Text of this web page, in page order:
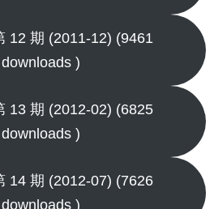
12 期 (2011-12) (9461
downloads )
13 期 (2012-02) (6825
downloads )
14 期 (2012-07) (7626
downloads )